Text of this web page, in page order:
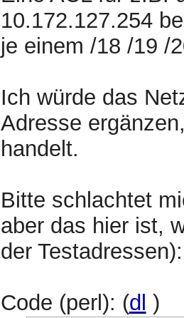
10.172.127.254
je einem /18 /19 /
Ich würde das
Adresse
handelt.
Bitte schlachtet
aber das hier ist,
der Testadressen):
Code (perl): (dl )